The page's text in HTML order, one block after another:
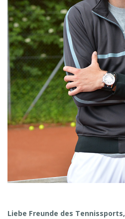
Liebe Freunde des Tennissports,